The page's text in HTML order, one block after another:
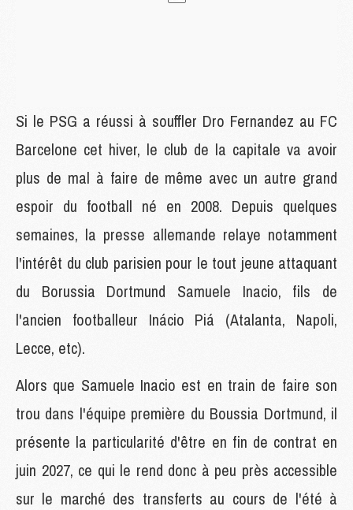
Si le PSG a réussi à souffler Dro Fernandez au FC
Barcelone cet hiver, le club de la capitale va avoir
plus de mal à faire de même avec un autre grand
espoir du football né en 2008. Depuis quelques
semaines, la presse allemande relaye notamment
l'intérêt du club parisien pour le tout jeune attaquant
du Borussia Dortmund Samuele Inacio, fils de
l'ancien footballeur Inácio Piá (Atalanta, Napoli,
Lecce, etc).
Alors que Samuele Inacio est en train de faire son
trou dans l'équipe première du Boussia Dortmund, il
présente la particularité d'être en fin de contrat en
juin 2027, ce qui le rend donc à peu près accessible
sur le marché des transferts au cours de l'été à